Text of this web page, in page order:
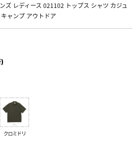
ズ レディース 021102 トップス シャツ カジュ
ャンプ アウトドア
クロミドリ